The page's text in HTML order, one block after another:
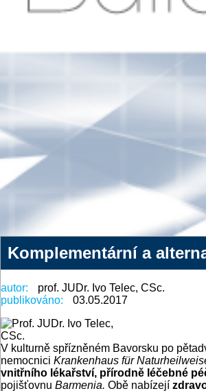
Komplementární a
autor:
prof. JUDr. Ivo Telec, CSc.
publikováno:
03.05.2017
V kulturně spřízněném Bavorsku po
nemocnici Krankenhaus für
vnitřního lékařství, přírodně léčebné
pojišťovnu Barmenia. Obě nabízejí